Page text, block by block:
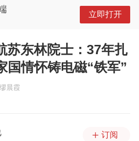
立即打开
苏东林院士：37年扎
国情怀铸电磁“铁军”
晨霞
订阅